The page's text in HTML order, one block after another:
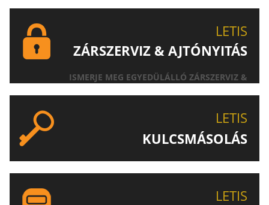
LETIS
ZÁRSZERVIZ & AJTÓNYITÁS
ISMERJE MEG EGYEDÜLÁLLÓ ZÁRSZERVIZ &
LETIS
KULCSMÁSOLÁS
LETIS